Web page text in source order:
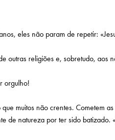
eles não param de repetir:
outras religiões e, sobretudo, aos
orgulho!
muitos não crentes. Cometem
de natureza por ter sido batizado.